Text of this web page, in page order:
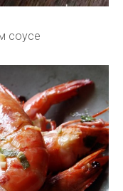
соусе